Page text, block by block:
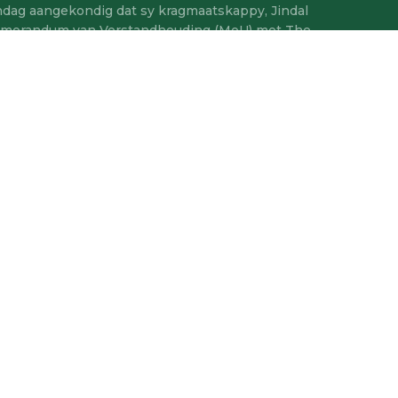
aangekondig dat sy kragmaatskappy, Jindal
van Verstandhouding (MoU) met The